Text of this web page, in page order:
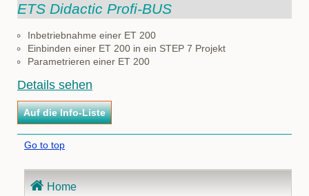
ETS Didactic Profi-BUS
Inbetriebnahme einer ET 200
Einbinden einer ET 200 in ein STEP 7 Projekt
Parametrieren einer ET 200
Details sehen
Go to top
überspringen
Home